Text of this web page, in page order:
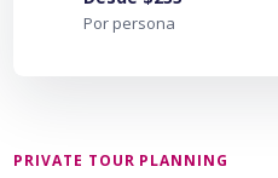
Por persona
PRIVATE TOUR PLANNING